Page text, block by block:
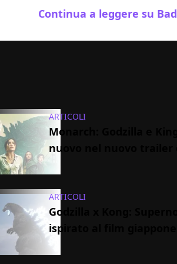
Continua a leggere su
ARTICOLI
Monarch: Godzilla e
nuovo nel nuovo trailer
ARTICOLI
Godzilla x Kong:
ispirato al film